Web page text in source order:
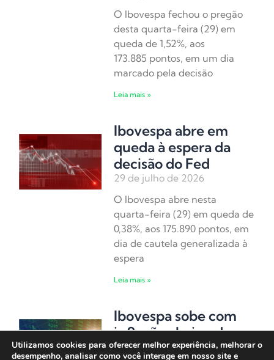
O Ibovespa fechou o pregão
desta quarta-feira (29) em
queda de 1,52%, aos
173.885 pontos, em um dia
marcado pela decisão
Leia mais »
Ibovespa abre em
queda à espera da
decisão do Fed
29 de julho de 2026
O Ibovespa abre nesta
quarta-feira (29) em queda de
0,38%, aos 175.890 pontos, em
dia de cautela generalizada à
espera
Leia mais »
Ibovespa sobe com
inflação abaixo do
esperado e alívio
Utilizamos cookies para oferecer melhor experiência, melhorar o
desempenho, analisar como você interage em nosso site e